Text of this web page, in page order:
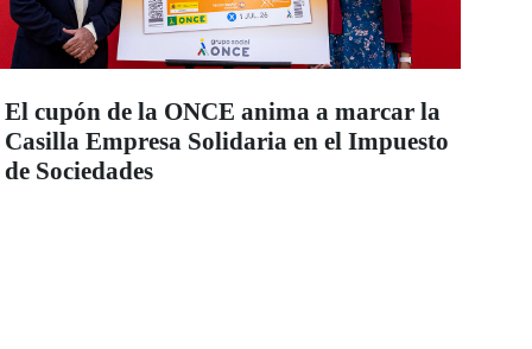
El cupón de la ONCE anima a marcar la
Casilla Empresa Solidaria en el Impuesto
de Sociedades